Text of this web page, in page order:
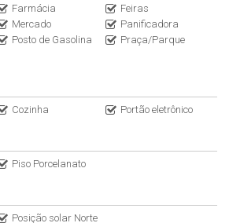
Farmácia
Feiras
Mercado
Panificadora
Posto de Gasolina
Praça/Parque
Cozinha Portão eletrônico
Piso Porcelanato
Posição solar Norte